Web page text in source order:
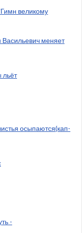
великому
меняет
льёт
осыпаются(кап-
-